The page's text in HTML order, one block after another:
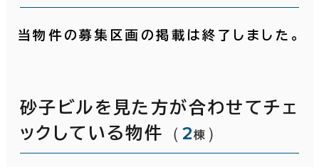
当物件の募集区画の掲載は終了しました。
砂子ビルを見た方が合わせてチェ
ックしている物件
（ 2棟 ）